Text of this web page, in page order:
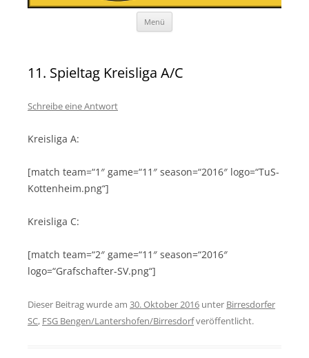
Menü
11. Spieltag Kreisliga A/C
Schreibe eine Antwort
Kreisliga A:
[match team=“1″ game=“11″ season=“2016″ logo=“TuS-
Kottenheim.png“]
Kreisliga C:
[match team=“2″ game=“11″ season=“2016″
logo=“Grafschafter-SV.png“]
Dieser Beitrag wurde am 30. Oktober 2016 unter Birresdorfer
SC, FSG Bengen/Lantershofen/Birresdorfveröffentlicht.